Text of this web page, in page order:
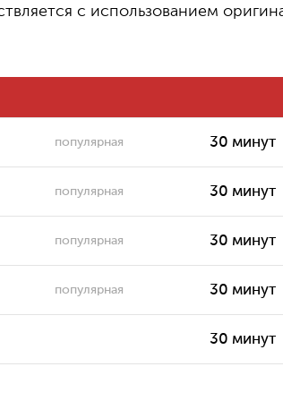
Замена термопасты или
Замена/установка кулера
с использованием
популярная 30 минут
популярная 30 минут
популярная 30 минут
популярная 30 минут
30 минут